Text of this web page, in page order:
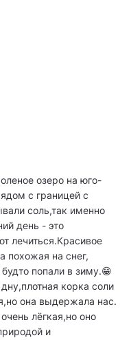
озеро на юго-
с границей с
соль,так именно
день - это
лечиться.Красивое
похожая на снег,
попали в зиму.😁
корка соли
она выдержала нас.
лёгкая,но оно
и